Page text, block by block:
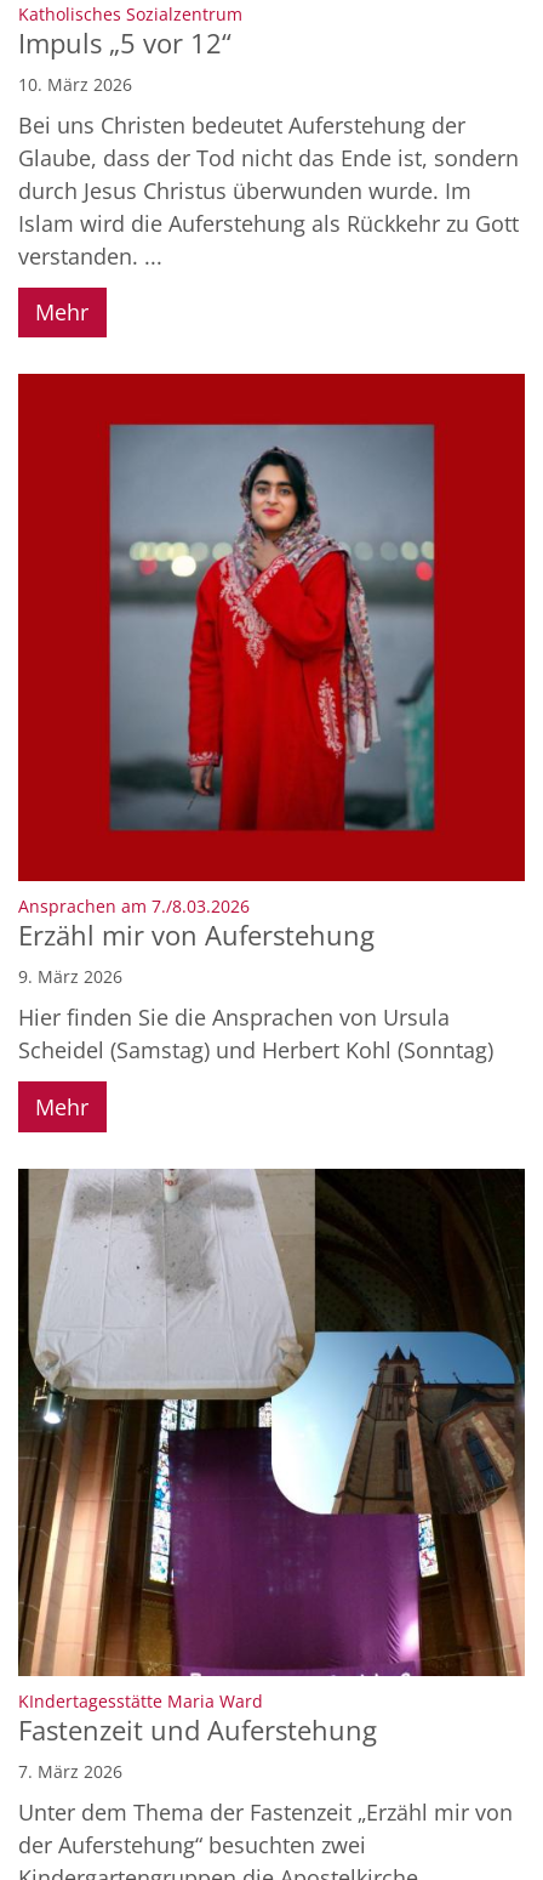
Katholisches Sozialzentrum
Impuls „5 vor 12“
10. März 2026
Bei uns Christen bedeutet Auferstehung der
Glaube, dass der Tod nicht das Ende ist, sondern
durch Jesus Christus überwunden wurde. Im
Islam wird die Auferstehung als Rückkehr zu Gott
verstanden. ...
Mehr
Ansprachen am 7./8.03.2026:
Erzähl mir von Auferstehung
9. März 2026
Hier finden Sie die Ansprachen von Ursula
Scheidel (Samstag) und Herbert Kohl (Sonntag)
Mehr
KIndertagesstätte Maria Ward
Fastenzeit und Auferstehung
7. März 2026
Unter dem Thema der Fastenzeit „Erzähl mir von
der Auferstehung“ besuchten zwei